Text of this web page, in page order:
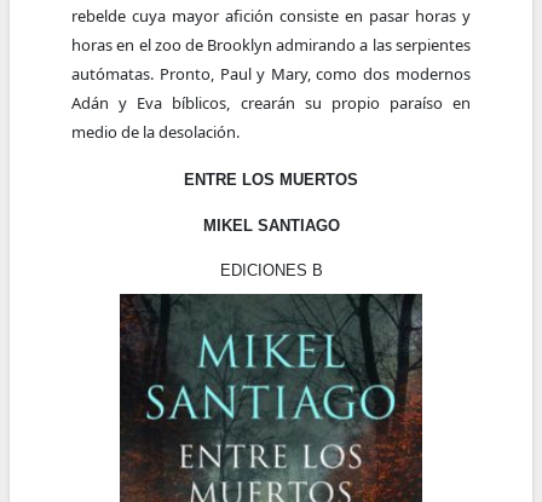
rebelde cuya mayor afición consiste en pasar horas y
horas en el zoo de Brooklyn admirando a las serpientes
autómatas. Pronto, Paul y Mary, como dos modernos
Adán y Eva bíblicos, crearán su propio paraíso en
medio de la desolación.
ENTRE LOS MUERTOS
MIKEL SANTIAGO
EDICIONES B